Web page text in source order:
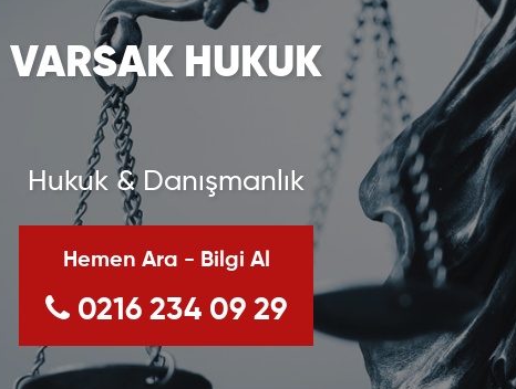
VARSAK HUKUK
Hukuk & Danışmanlık
Hemen Ara - Bilgi Al
0216 234 09 29